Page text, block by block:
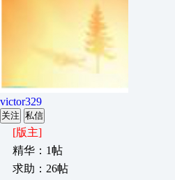
victor329
关注 私信
[版主]
精华：1帖
求助：26帖